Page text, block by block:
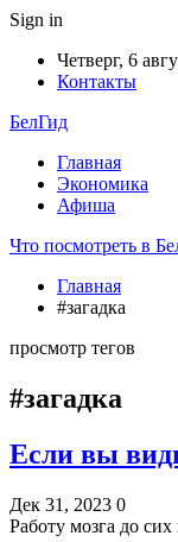
Sign in
Четверг, 6
Контакты
БелГид
Главная
Экономика
Афиша
Что посмотреть в
Главная
#загадка
просмотр тегов
#загадка
Если вы
Дек 31, 2023 0
Работу мозга до